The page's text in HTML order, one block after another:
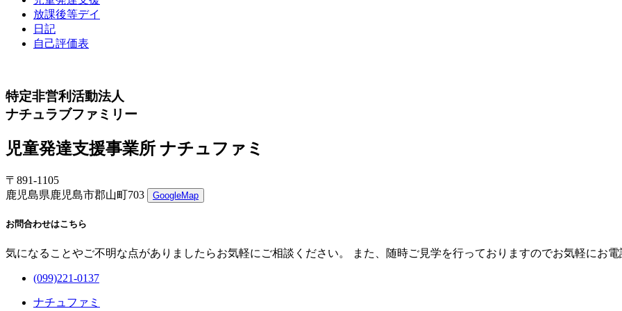
放課後等デイ
日記
自己評価表
特定非営利活動法人
ナチュラブファミリー
児童発達支援事業所 ナチュファミ
〒891-1105
鹿児島県鹿児島市郡山町703
GoogleMap
お問合わせはこちら
気になることやご不明な点がありましたらお気軽にご相談ください。 また、随時ご見学を行っておりますのでお気軽にお電
(099)221-0137
ナチュファミ